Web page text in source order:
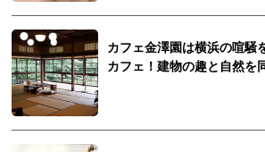
カフェ金澤園は横浜の喧騒
カフェ！建物の趣と自然を